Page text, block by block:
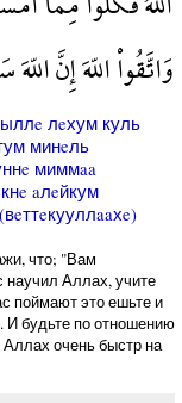
وَاتَّقُواْ اللّهَ إِنَّ
лeхум куль
минeль
миммaa
aлeйкум
что; "Вам
Аллах, учите
поймают это ешьте и
И будьте по отношению
очень быстр на